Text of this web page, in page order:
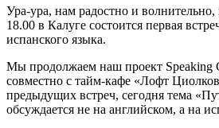
Ура-ура, нам радостно и волнительно,
18.00 в Калуге состоится первая
испанского языка.
Мы продолжаем наш проект Speaking
совместно с тайм-кафе «Лофт
предыдущих встреч, сегодня тема
обсуждается не на английском, а на